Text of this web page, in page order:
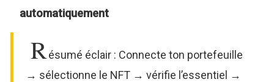
automatiquement
Résumé éclair : Connecte ton portefeuille
→ sélectionne le NFT → vérifie l’essentiel →